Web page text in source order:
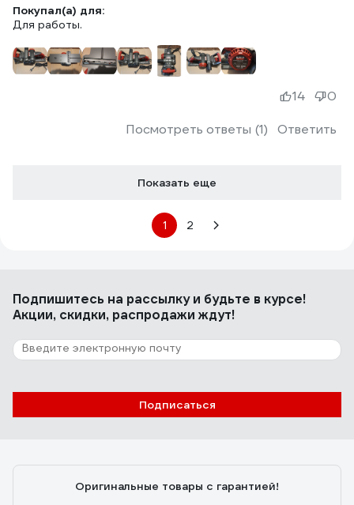
Покупал(а) для:
Для работы.
Посмотреть ответы (1) Ответить
14 0
Показать еще
1 2
Подпишитесь на рассылкуи будьте в курсе!
Акции, скидки, распродажи ждут!
Подписаться
Оригинальные товары с гарантией!